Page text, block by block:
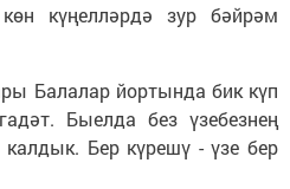
күңелләрдә зур бәйрәм
Балалар йортында бик күп
Быелда без үзебезнең
калдык. Бер күрешү - үзе бер